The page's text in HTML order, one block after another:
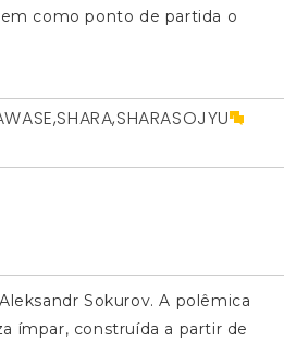
como ponto de partida o
,SHARA,SHARASOJYU
Sokurov. A polêmica
ímpar, construída a partir de